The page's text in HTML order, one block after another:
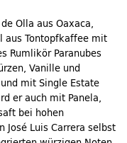
Olla aus Oaxaca,
aus Tontopfkaffee mit
Rumlikör Paranubes
Vanille und
mit Single Estate
er auch mit Panela,
bei hohen
Luis Carrera selbst